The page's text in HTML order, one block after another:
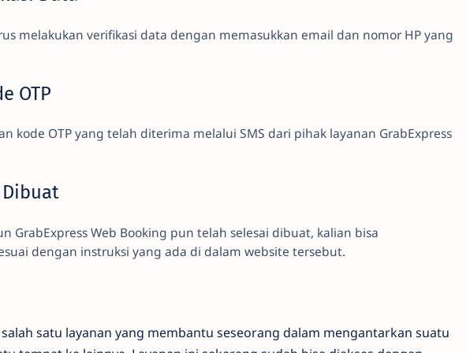
melakukan verifikasi data dengan memasukkan email dan nomor HP yang
OTP
kode OTP yang telah diterima melalui SMS dari pihak layanan GrabExpress
GrabExpress Web Booking pun telah selesai dibuat, kalian bisa
dengan instruksi yang ada di dalam website tersebut.
satu layanan yang membantu seseorang dalam mengantarkan suatu